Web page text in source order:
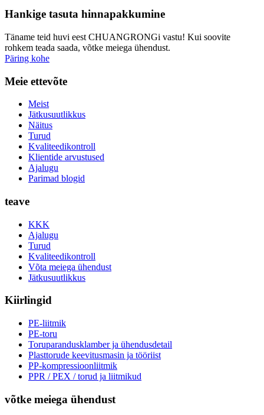
Hankige tasuta hinnapakkumine
Täname teid huvi eest CHUANGRONGi vastu! Kui soovite
rohkem teada saada, võtke meiega ühendust.
Päring kohe
Meie ettevõte
Meist
Jätkusuutlikkus
Näitus
Turud
Kvaliteedikontroll
Klientide arvustused
Ajalugu
Parimad blogid
teave
KKK
Ajalugu
Turud
Kvaliteedikontroll
Võta meiega ühendust
Jätkusuutlikkus
Kiirlingid
PE-liitmik
PE-toru
Toruparandusklamber ja ühendusdetail
Plasttorude keevitusmasin ja tööriist
PP-kompressioonliitmik
PPR / PEX / torud ja liitmikud
võtke meiega ühendust